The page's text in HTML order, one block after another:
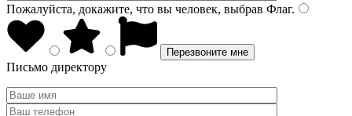
Пожалуйста, докажите, что вы человек, выбрав Флаг.
Письмо директору